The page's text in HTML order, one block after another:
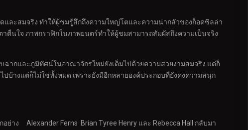
และสมจริง ทำให้ผู้ชมรู้สึกถึงความใหญ่โตและความน่ากลัวของก็อดซิลล่า
ตื่นใจ ภาพกราฟิกในภาพยนตร์ทำให้ผู้ชมสามารถสัมผัสถึงความเป็นจริง
ฉากและภูมิทัศน์ในอาณาจักรใหม่ยังเต็มไปด้วยความสวยงามสมจริง แต่ก็
างแต่ก็ไม่ใช่ทั้งหมด เพราะยังมีอีกหลายองค์ประกอบที่ยังคงความสนุก
าง Alexander Ferns Brian Tyree Henry และ Rebecca Hall กลับมา